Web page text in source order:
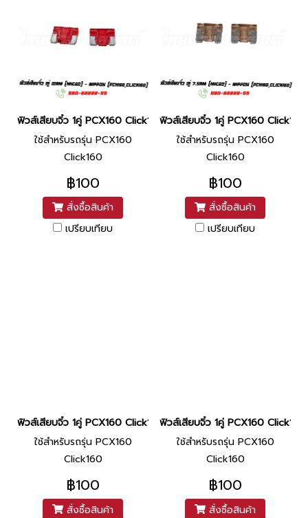
ฟิวส์เสียบจิ๋ว 1คู่ PCX160 Click160 10am ยี่ห้อ Nippon By ไทยนำอะ
ใช้สำหรับรถรุ่น PCX160
Click160
฿100
สั่งซื้อสินค้า
เปรียบเทียบ
ฟิวส์เสียบจิ๋ว 1คู่ PCX160
ใช้สำหรับรถรุ่น PCX160
Click160
฿100
สั่งซื้อสินค้า
เปรียบเทียบ
ฟิวส์เสียบจิ๋ว 1คู่ PCX160 Click160 25am ยี่ห้อ Nippon By ไทยนำอะ
ใช้สำหรับรถรุ่น PCX160
Click160
฿100
สั่งซื้อสินค้า
ฟิวส์เสียบจิ๋ว 1คู่ PCX160
ใช้สำหรับรถรุ่น PCX160
Click160
฿100
สั่งซื้อสินค้า